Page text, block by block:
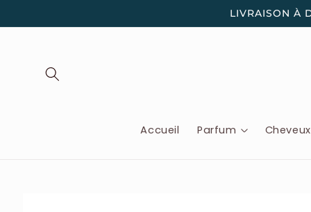
au
LIVRAISON À
Accueil Parfum Cheveux